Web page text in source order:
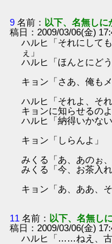
9 名前： 以下、名無しに
稿日：2009/03/06(金)
ハルヒ「それにして
ぇ」
ハルヒ「ほんとにど
キョン「さあ、俺も
ハルヒ「それよ、そ
キョンに知らせるのよ
ハルヒ「納得いかない
キョン「しらんよ」
みくる「あ、あのぉ
みくる「今、お茶入れ
キョン「あ、ああ、
11 名前： 以下、名無し
稿日：2009/03/06(金)
ハルヒ「……ねえ、古